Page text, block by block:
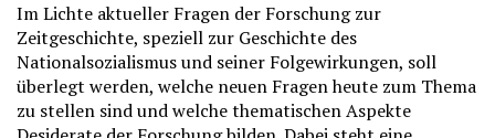
Im Lichte aktueller Fragen der Forschung zur
Zeitgeschichte, speziell zur Geschichte des
Nationalsozialismus und seiner Folgewirkungen, soll
überlegt werden, welche neuen Fragen heute zum Thema
zu stellen sind und welche thematischen Aspekte